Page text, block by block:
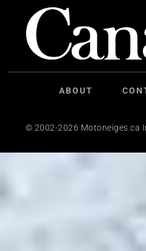
ABOUT
© 2002-2026 Motoneiges.ca